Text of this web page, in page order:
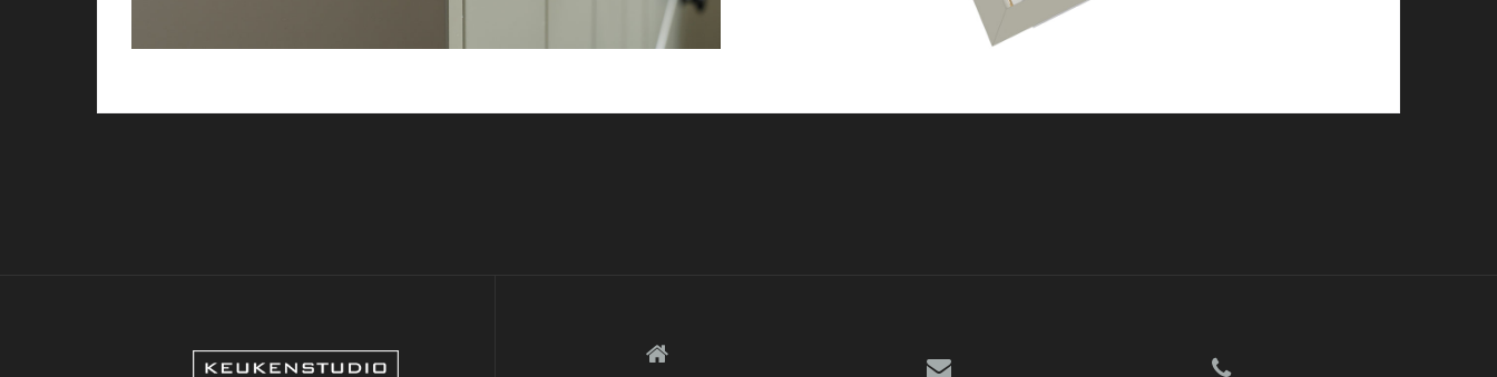
/ Free Portfolio Plugin for WordPress bySilicon Themes.